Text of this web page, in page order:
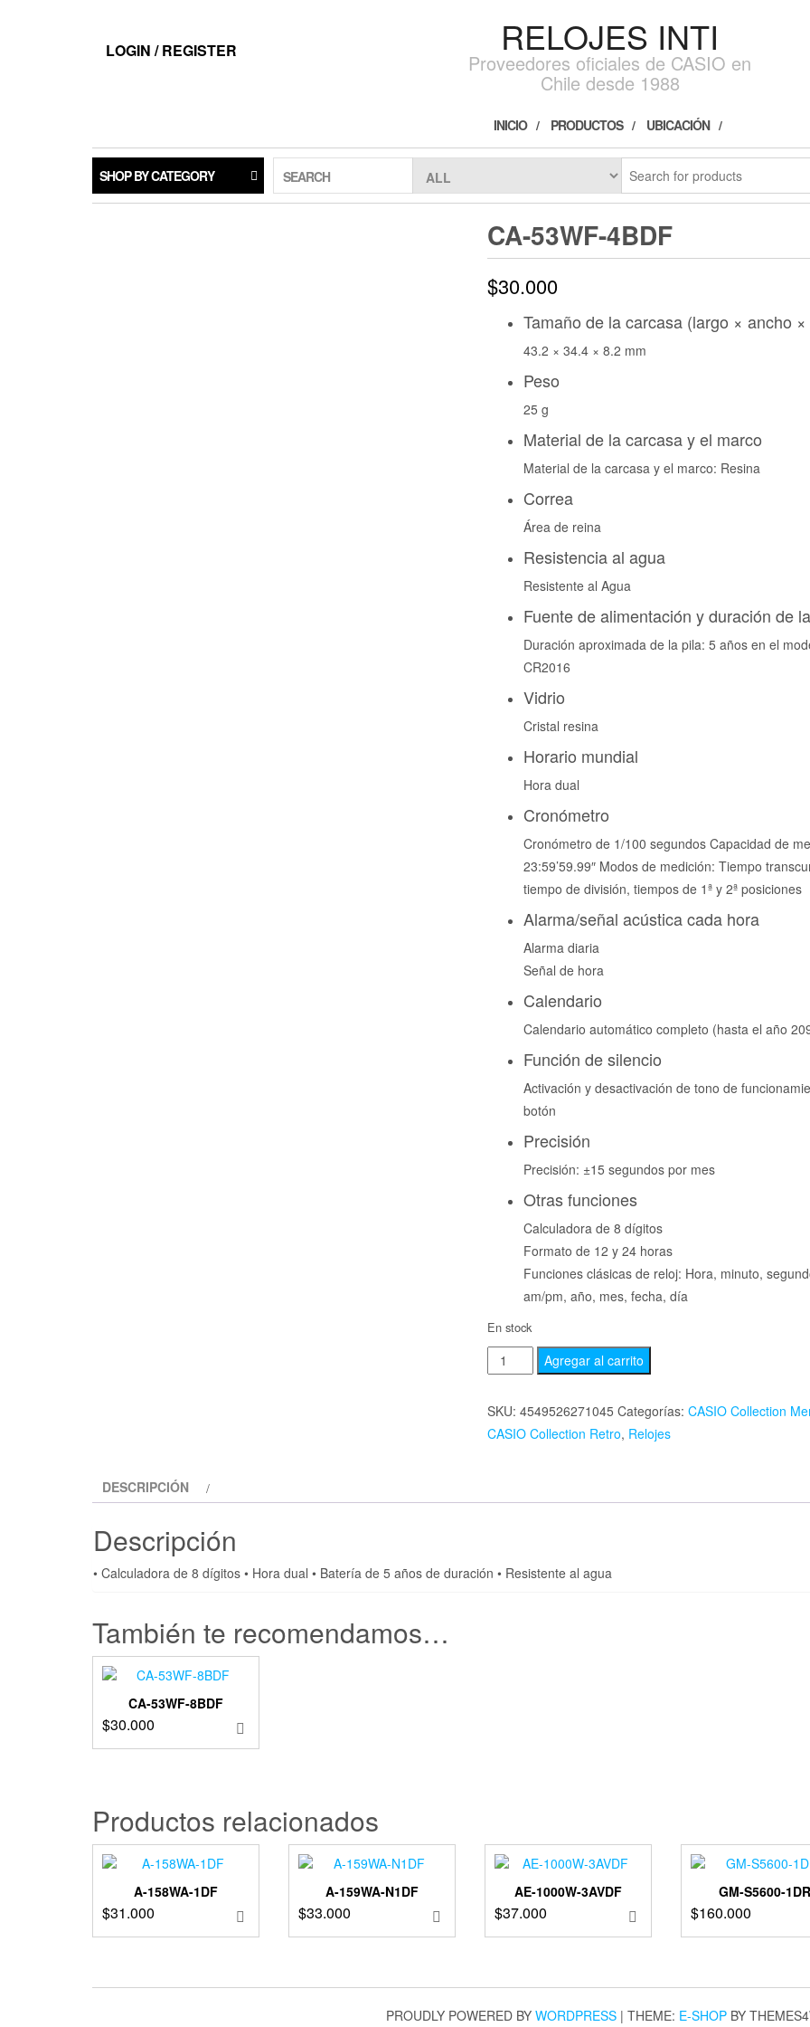
RELOJES INTI
Proveedores oficiales de CASIO en
Chile desde 1988
LOGIN / REGISTER
INICIO PRODUCTOS UBICACIÓN
SHOP BY CATEGORY SEARCH
CA-53WF-4BDF
$30.000
Tamaño de la carcasa (largo × ancho
43.2 × 34.4 × 8.2 mm
Peso
25 g
Material de la carcasa y el marco
Material de la carcasa y el marco: Resina
Correa
Área de reina
Resistencia al agua
Resistente al Agua
Fuente de alimentación y duración de
Duración aproximada de la pila: 5 años en el
CR2016
Vidrio
Cristal resina
Horario mundial
Hora dual
Cronómetro
Cronómetro de 1/100 segundos Capacidad de
23:59’59.99″ Modos de medición: Tiempo
tiempo de división, tiempos de 1ª y 2ª posiciones
Alarma/señal acústica cada hora
Alarma diaria
Señal de hora
Calendario
Calendario automático completo (hasta el año
Función de silencio
Activación y desactivación de tono de
botón
Precisión
Precisión: ±15 segundos por mes
Otras funciones
Calculadora de 8 dígitos
Formato de 12 y 24 horas
Funciones clásicas de reloj: Hora, minuto,
am/pm, año, mes, fecha, día
En stock
Agregar al carrito
SKU: 4549526271045 Categorías: CASIO Collection
CASIO Collection Retro, Relojes
DESCRIPCIÓN
Descripción
• Calculadora de 8 dígitos • Hora dual • Batería de 5 años de duración • Resistente al agua
También te recomendamos…
CA-53WF-8BDF
$30.000
Productos relacionados
A-158WA-1DF
$31.000
A-159WA-N1DF
$33.000
AE-1000W-3AVDF
$37.000
GM-S5600-1DR
$160.000
PROUDLY POWERED BY WORDPRESS | THEME: E-SHOP BY